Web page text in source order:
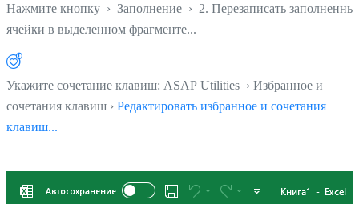
Нажмите кнопку › Заполнение › 2. Перезаписать
ячейки в выделенном фрагменте...
Укажите сочетание клавиш: ASAP Utilities › Избранное и
сочетания клавиш › Редактировать избранное и сочетания
клавиш...